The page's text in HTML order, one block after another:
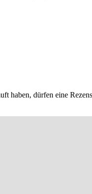
haben, dürfen eine